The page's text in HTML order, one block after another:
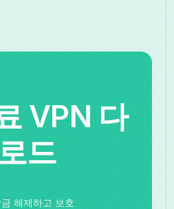
VPN 다
드
해제하고 보호